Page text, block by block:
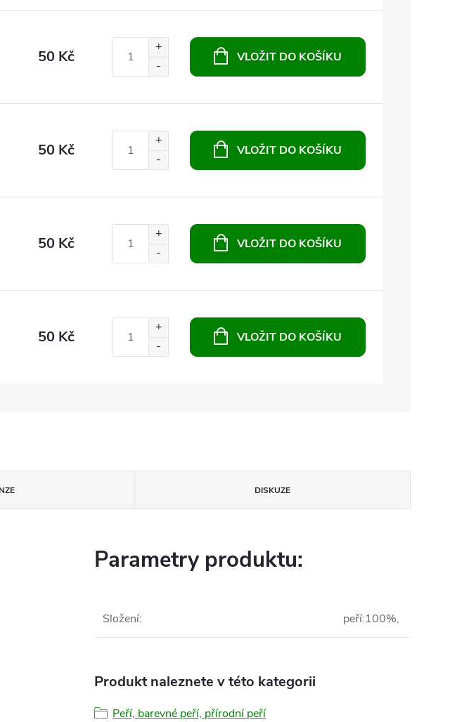
50 Kč VLOŽIT DO KOŠÍKU
50 Kč VLOŽIT DO KOŠÍKU
50 Kč VLOŽIT DO KOŠÍKU
50 Kč VLOŽIT DO KOŠÍKU
DISKUZE
Parametry produktu:
Složení: peří:100%,
Produkt naleznete v této kategorii
Peří, barevné peří, přírodní peří